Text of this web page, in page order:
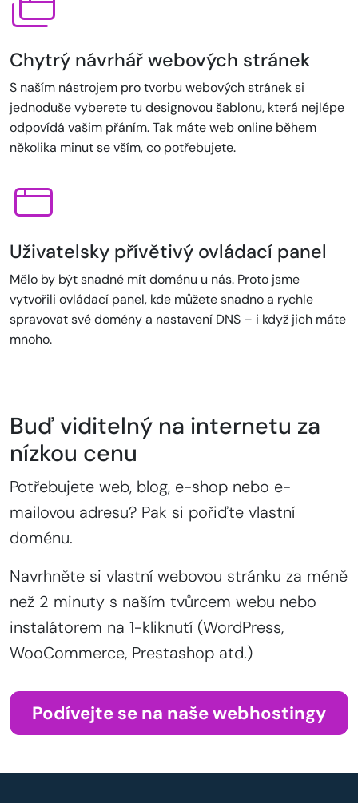
Chytrý návrhář webových stránek
S naším nástrojem pro tvorbu webových stránek si
jednoduše vyberete tu designovou šablonu, která nejlépe
odpovídá vašim přáním. Tak máte web online během
několika minut se vším, co potřebujete.
Uživatelsky přívětivý ovládací panel
Mělo by být snadné mít doménu u nás. Proto jsme
vytvořili ovládací panel, kde můžete snadno a rychle
spravovat své domény a nastavení DNS – i když jich máte
mnoho.
Buď viditelný na internetu za
nízkou cenu
Potřebujete web, blog, e-shop nebo e-
mailovou adresu? Pak si pořiďte vlastní
doménu.
Navrhněte si vlastní webovou stránku za méně
než 2 minuty s naším tvůrcem webu nebo
instalátorem na 1-kliknutí (WordPress,
WooCommerce, Prestashop atd.)
Podívejte se na naše webhostingy